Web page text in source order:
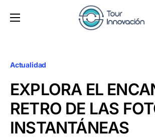
Actualidad
EXPLORA EL
RETRO DE LAS
INSTANTÁNEAS